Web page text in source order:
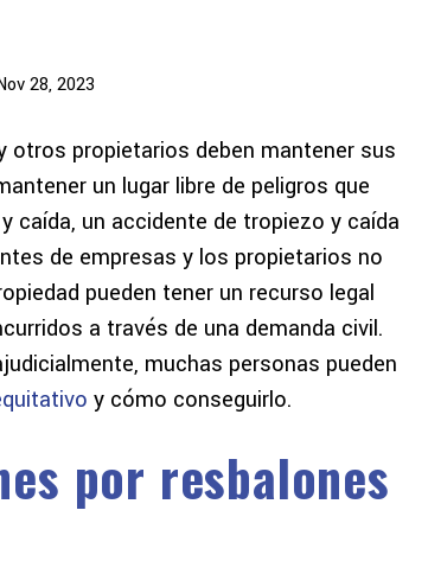
28, 2023
otros propietarios deben mantener sus
un lugar libre de peligros que
caída, un accidente de tropiezo y caída
de empresas y los propietarios no
pueden tener un recurso legal
a través de una demanda civil.
muchas personas pueden
y cómo conseguirlo.
por resbalones